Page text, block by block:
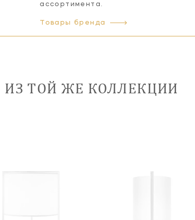
ассортимента.
Товары бренда
ИЗ ТОЙ ЖЕ КОЛЛЕКЦИИ